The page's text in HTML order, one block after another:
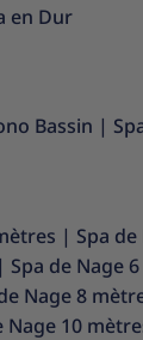
en Dur
Bassin |
| Spa
| Spa de Nage
Nage 8
Nage 10